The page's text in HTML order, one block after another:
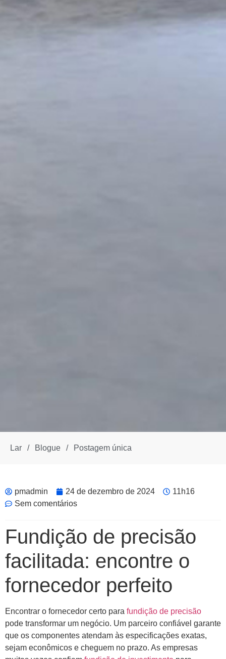
Lar / Blogue / Postagem única
pmadmin 24 de dezembro de 2024
11h16
Sem comentários
Fundição de precisão
facilitada: encontre o
fornecedor perfeito
Encontrar o fornecedor certo para fundição de precisão
pode transformar um negócio. Um parceiro confiável garante
que os componentes atendam às especificações exatas,
sejam econômicos e cheguem no prazo. As empresas